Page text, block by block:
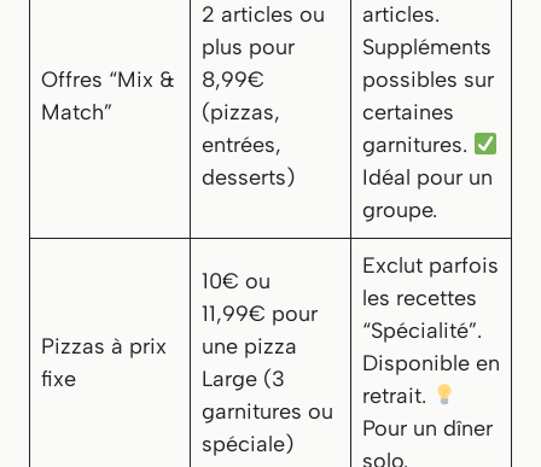
Offres “Mix &
Match”
2 articles ou
plus pour
8,99€
(pizzas,
entrées,
desserts)
articles.
Suppléments
possibles sur
certaines
garnitures.
Idéal pour un
groupe.
Pizzas à prix
fixe
10€ ou
11,99€ pour
une pizza
Large (3
garnitures ou
spéciale)
Exclut parfois
les recettes
“Spécialité”.
Disponible en
retrait.
Pour un dîner
solo.